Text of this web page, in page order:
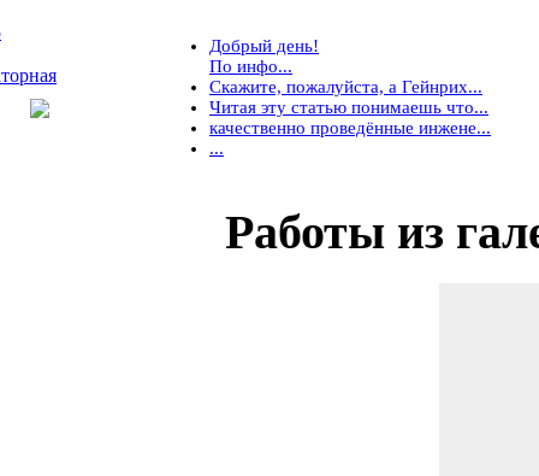
Добрый день!
По инфо...
Скажите, пожалуйста, а Гейнрих...
Читая эту статью понимаешь что...
качественно проведённые инжене...
...
Работыиз